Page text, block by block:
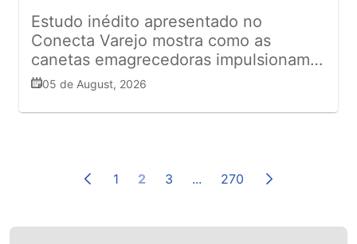
Estudo inédito apresentado no
Conecta Varejo mostra como as
canetas emagrecedoras impulsionam
novas categorias, reduzem o consumo
oportunidades para os supermercados
05 de August, 2026
1 2 3 ... 270